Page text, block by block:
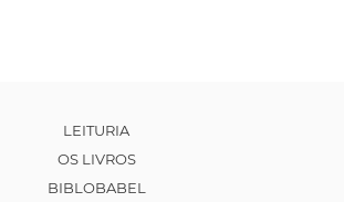
LEITURIA
OS LIVROS
BIBLOBABEL